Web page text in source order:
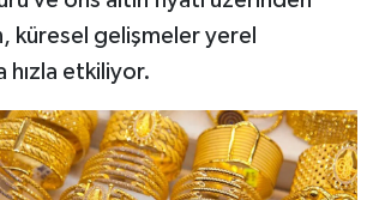
küresel gelişmeler yerel
hızla etkiliyor.